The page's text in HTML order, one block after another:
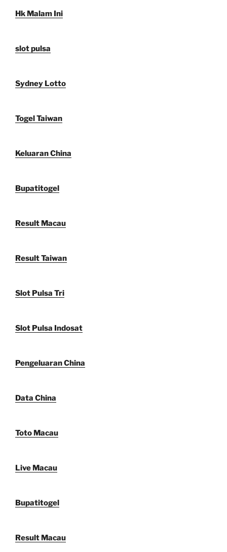
Hk Malam Ini
slot pulsa
Sydney Lotto
Togel Taiwan
Keluaran China
Bupatitogel
Result Macau
Result Taiwan
Slot Pulsa Tri
Slot Pulsa Indosat
Pengeluaran China
Data China
Toto Macau
Live Macau
Bupatitogel
Result Macau